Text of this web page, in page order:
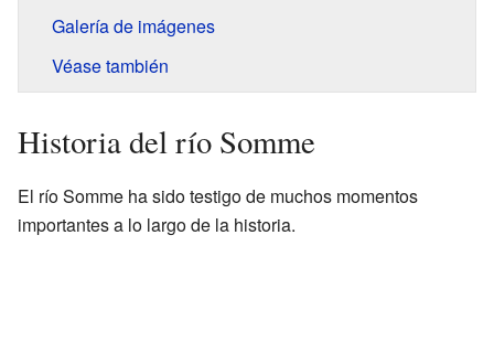
Galería de imágenes
Véase también
Historia del río Somme
El río Somme ha sido testigo de muchos momentos
importantes a lo largo de la historia.